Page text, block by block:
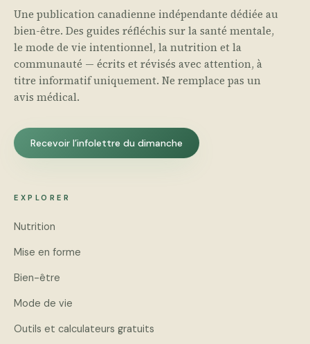
Une publication canadienne indépendante dédiée au
bien-être. Des guides réfléchis sur la santé mentale,
le mode de vie intentionnel, la nutrition et la
communauté — écrits et révisés avec attention, à
titre informatif uniquement. Ne remplace pas un
avis médical.
Recevoir l’infolettre du dimanche
EXPLORER
Nutrition
Mise en forme
Bien-être
Mode de vie
Outils et calculateurs gratuits